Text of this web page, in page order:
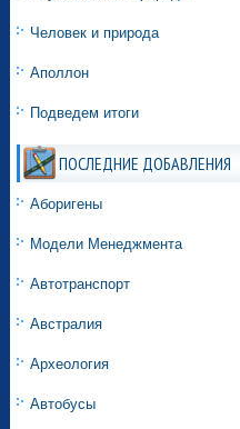
Человек и природа
Аполлон
Подведем итоги
ПОСЛЕДНИЕ ДОБАВЛЕНИЯ
Аборигены
Модели Менеджмента
Автотранспорт
Австралия
Археология
Автобусы